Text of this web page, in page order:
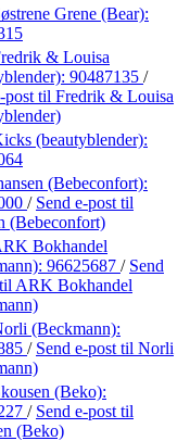
Grene (Bear):
& Louisa
90487135 /
post til Fredrik & Louisa
(beautyblender):
(Bebeconfort):
/ Send e-post til
(Bebeconfort)
Bokhandel
96625687 / Send
til ARK Bokhandel
(Beckmann):
/ Send e-post til Norli
(Beko):
/ Send e-post til
(Beko)